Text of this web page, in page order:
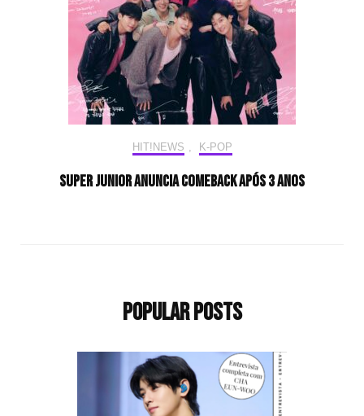
HIT!NEWS K-POP
SUPER JUNIOR anuncia comeback após 3 anos
Popular Posts